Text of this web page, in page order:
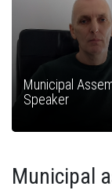
Municipal
Speaker
Municipal